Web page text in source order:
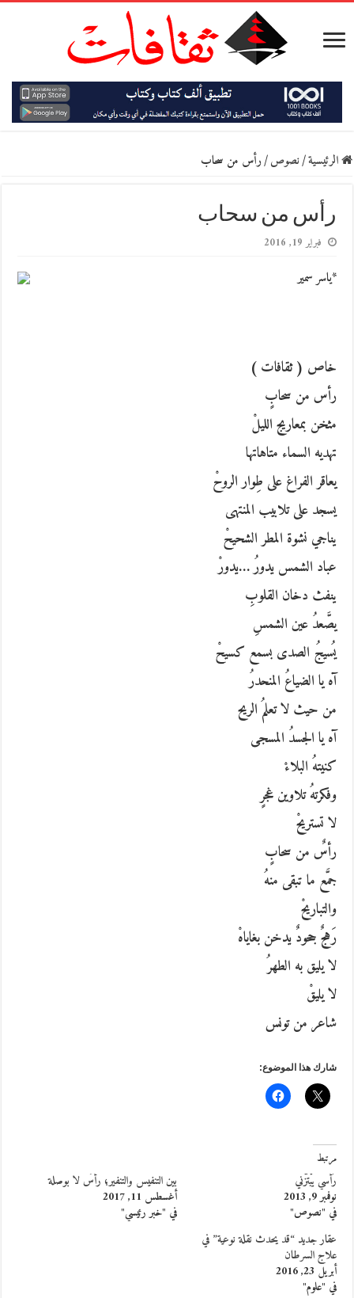
الرئيسية/نصوص/رأس من سحاب
رأس من سحاب
فبراير 19, 2016
*ياسر سمير
خاص ( ثقافات )
رأس من سحابٍ
مثخن بمعاريج الليلْ
تهديه السماء متاهاتها
يعاقر الفراغ على طِوار الروحْ
يسجد على تلابيب المنتهى
يناجي نشوة المطر الشحيحْ
عباد الشمس يدورُ …يدورْ
ينفث دخان القلوبِ
يصَّعدُ عين الشمسِ
يُسيجُ الصدى بسمع كسيحْ
آه يا الضياعُ المنحدرُ
من حيث لا تعلمُ الريح
آه يا الجسدُ المسجى
كنيتهُ البلاءْ
وفكرتهُ تلاوين غجرٍ
لا تستريحْ
رأسٌ من سحابٍ
جمَّع ما تبقى منهُ
والتباريحْ
رَهجٌ جحودٌ يدخن بغاياهْ
لا يليق به الطهرُ
لا يليقْ
شاعر من تونس
شارك هذا الموضوع:
مرتبط
رَأسي يَبْتَزُّني
نوفمبر 9, 2013
في "نصوص"
بين التنفيس والتنفير؛ رأسٌ لا بوصلة
أغسطس 11, 2017
في "خبر رئيسي"
عقار جديد “قد يحدث نقلة نوعية” في
علاج السرطان
أبريل 23, 2016
في "علوم"